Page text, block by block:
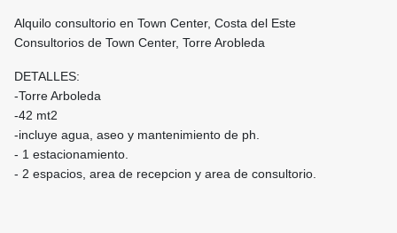
Alquilo consultorio en Town Center, Costa del Este
Consultorios de Town Center, Torre Arobleda
DETALLES:
-Torre Arboleda
-42 mt2
-incluye agua, aseo y mantenimiento de ph.
- 1 estacionamiento.
- 2 espacios, area de recepcion y area de consultorio.